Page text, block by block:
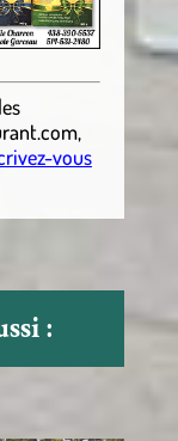
,
vous
: